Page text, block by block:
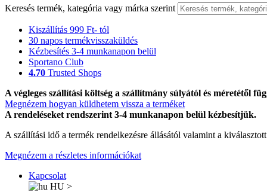
Keresés termék, kategória vagy márka szerint
Kiszállítás 999 Ft- tól
30 napos termékvisszaküldés
Kézbesítés 3-4 munkanapon belül
Sportano Club
4.70 Trusted Shops
A végleges szállítási költség a szállítmány súlyától és méretétől
Megnézem hogyan küldhetem vissza a terméket
A rendeléseket rendszerint 3-4 munkanapon belül kézbesítjük.
A szállítási idő a termék rendelkezésre állásától valamint a
Megnézem a részletes információkat
Kapcsolat
HU >